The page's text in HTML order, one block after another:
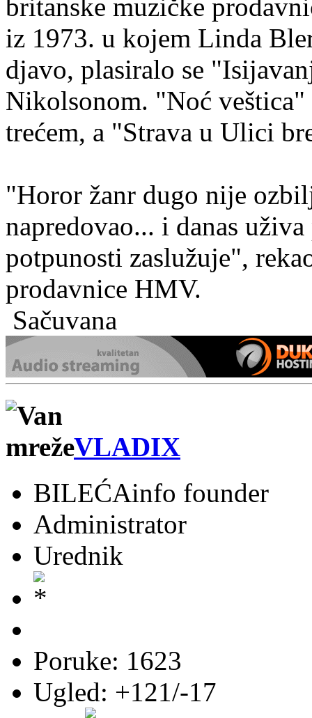
britanske muzičke
iz 1973. u kojem Linda
djavo, plasiralo se
Nikolsonom. "Noć veštica"
trećem, a "Strava u Ulici
"Horor žanr dugo nije
napredovao... i danas
potpunosti zaslužuje",
prodavnice HMV.
Sačuvana
VLADIX
BILEĆAinfo founder
Administrator
Urednik
Poruke: 1623
Ugled: +121/-17